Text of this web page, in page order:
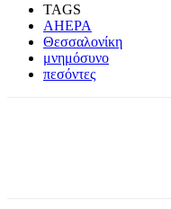
TAGS
AHEPA
Θεσσαλονίκη
μνημόσυνο
πεσόντες